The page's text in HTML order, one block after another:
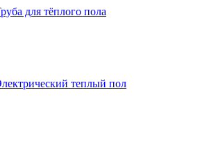
для тёплого пола
теплый пол